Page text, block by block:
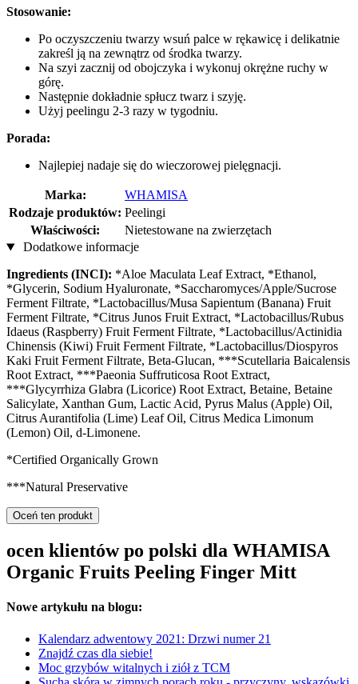
Stosowanie:
Po oczyszczeniu twarzy wsuń palce w rękawicę i delikatnie
zakreśl ją na zewnątrz od środka twarzy.
Na szyi zacznij od obojczyka i wykonuj okrężne ruchy w
górę.
Następnie dokładnie spłucz twarz i szyję.
Użyj peelingu 2-3 razy w tygodniu.
Porada:
Najlepiej nadaje się do wieczorowej pielęgnacji.
Marka:
WHAMISA
Rodzaje produktów: Peelingi
Właściwości:
Nietestowane na zwierzętach
Dodatkowe informacje
Ingredients (INCI): *Aloe Maculata Leaf Extract, *Ethanol,
*Glycerin, Sodium Hyaluronate, *Saccharomyces/Apple/Sucrose
Ferment Filtrate, *Lactobacillus/Musa Sapientum (Banana) Fruit
Ferment Filtrate, *Citrus Junos Fruit Extract, *Lactobacillus/Rubus
Idaeus (Raspberry) Fruit Ferment Filtrate, *Lactobacillus/Actinidia
Chinensis (Kiwi) Fruit Ferment Filtrate, *Lactobacillus/Diospyros
Kaki Fruit Ferment Filtrate, Beta-Glucan, ***Scutellaria Baicalensis
Root Extract, ***Paeonia Suffruticosa Root Extract,
***Glycyrrhiza Glabra (Licorice) Root Extract, Betaine, Betaine
Salicylate, Xanthan Gum, Lactic Acid, Pyrus Malus (Apple) Oil,
Citrus Aurantifolia (Lime) Leaf Oil, Citrus Medica Limonum
(Lemon) Oil, d-Limonene.
*Certified Organically Grown
***Natural Preservative
Oceń ten produkt
ocen klientów po polski dla WHAMISA
Organic Fruits Peeling Finger Mitt
Nowe artykułu na blogu:
Kalendarz adwentowy 2021: Drzwi numer 21
Znajdź czas dla siebie!
Moc grzybów witalnych i ziół z TCM